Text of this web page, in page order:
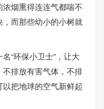
烟熏得连连气都喘不
而那些幼小的小树就
“环保小卫士”，让大
排放有害气体，不排
把地球的空气新鲜起